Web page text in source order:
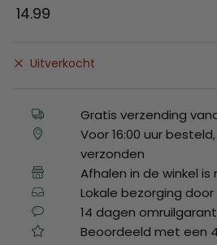
14.99
Uitverkocht
Gratis verzending
Voor 16:00 uur
verzonden
Afhalen in de winkel is
Lokale bezorging door
14 dagen
Beoordeeld met een